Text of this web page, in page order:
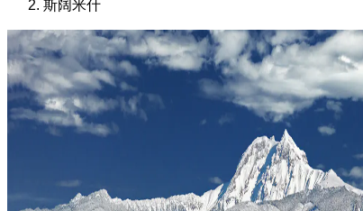
斯阔米什